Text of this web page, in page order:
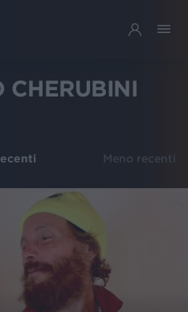
CHERUBINI
Meno recenti